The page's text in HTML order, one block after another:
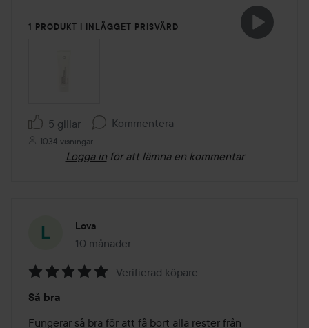
1 PRODUKT I INLÄGGET PRISVÄRD
5 gillar Kommentera
1034 visningar
Logga in för att lämna en kommentar
Lova
10 månader
Inlägget skapades 10 månader
5
av
Verifierad köpare
Så bra
Fungerar så bra för att få bort alla rester från